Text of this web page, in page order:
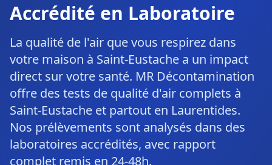
Accrédité en Laboratoire
La qualité de l'air que vous respirez dans
votre maison à Saint-Eustache a un impact
direct sur votre santé. MR Décontamination
offre des tests de qualité d'air complets à
Saint-Eustache et partout en Laurentides.
Nos prélèvements sont analysés dans des
laboratoires accrédités, avec rapport
complet remis en 24-48h.